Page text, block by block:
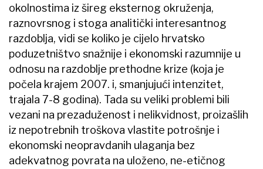
okolnostima iz šireg eksternog okruženja,
raznovrsnog i stoga analitički interesantnog
razdoblja, vidi se koliko je cijelo hrvatsko
poduzetništvo snažnije i ekonomski razumnije u
odnosu na razdoblje prethodne krize (koja je
počela krajem 2007. i, smanjujući intenzitet,
trajala 7-8 godina). Tada su veliki problemi bili
vezani na prezaduženost i nelikvidnost, proizašlih
iz nepotrebnih troškova vlastite potrošnje i
ekonomski neopravdanih ulaganja bez
adekvatnog povrata na uloženo, ne-etičnog